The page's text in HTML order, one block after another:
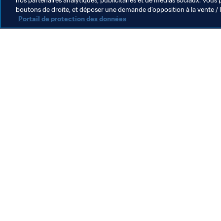
boutons de droite, et déposer une demande d’opposition à la vente
Portail de protection des données